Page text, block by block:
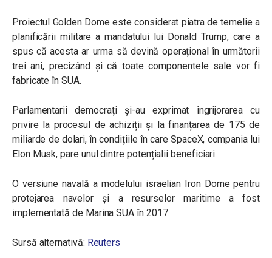
Proiectul Golden Dome este considerat piatra de temelie a
planificării militare a mandatului lui Donald Trump, care a
spus că acesta ar urma să devină operațional în următorii
trei ani, precizând și că toate componentele sale vor fi
fabricate în SUA.
Parlamentarii democrați și-au exprimat îngrijorarea cu
privire la procesul de achiziții și la finanțarea de 175 de
miliarde de dolari, în condițiile în care SpaceX, compania lui
Elon Musk, pare unul dintre potențialii beneficiari.
O versiune navală a modelului israelian Iron Dome pentru
protejarea navelor și a resurselor maritime a fost
implementată de Marina SUA în 2017.
Sursă alternativă: Reuters